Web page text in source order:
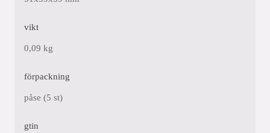
vikt
0,09 kg
förpackning
påse (5 st)
gtin